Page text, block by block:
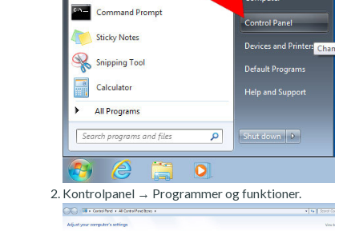
Kontrolpanel → Programmer og funktioner.